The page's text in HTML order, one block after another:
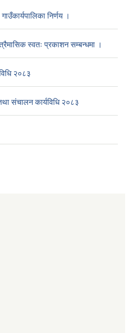
निर्णय ।
स्वतः प्रकाशन सम्बन्धमा ।
२०८३
संचालन कार्यविधि २०८३